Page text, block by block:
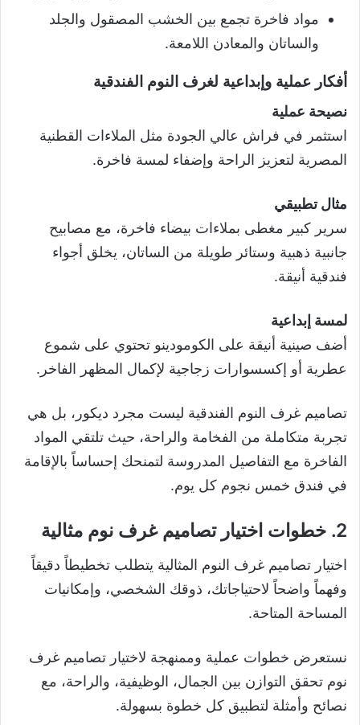
مواد فاخرة تجمع بين الخشب المصقول والجلد
والساتان والمعادن اللامعة.
أفكار عملية وإبداعية لغرف النوم الفندقية
نصيحة عملية
استثمر في فراش عالي الجودة مثل الملاءات القطنية
المصرية لتعزيز الراحة وإضفاء لمسة فاخرة.
مثال تطبيقي
سرير كبير مغطى بملاءات بيضاء فاخرة، مع مصابيح
جانبية ذهبية وستائر طويلة من الساتان، يخلق أجواء
فندقية أنيقة.
لمسة إبداعية
أضف صينية أنيقة على الكومودينو تحتوي على شموع
عطرية أو إكسسوارات زجاجية لإكمال المظهر الفاخر.
تصاميم غرف النوم الفندقية ليست مجرد ديكور، بل هي
تجربة متكاملة من الفخامة والراحة، حيث تلتقي المواد
الفاخرة مع التفاصيل المدروسة لتمنحك إحساساً بالإقامة
في فندق خمس نجوم كل يوم.
2. خطوات اختيار تصاميم غرف نوم مثالية
اختيار تصاميم غرف النوم المثالية يتطلب تخطيطاً دقيقاً
وفهماً واضحاً لاحتياجاتك، ذوقك الشخصي، وإمكانيات
المساحة المتاحة.
نستعرض خطوات عملية وممنهجة لاختيار تصاميم غرف
نوم تحقق التوازن بين الجمال، الوظيفية، والراحة، مع
نصائح وأمثلة لتطبيق كل خطوة بسهولة.